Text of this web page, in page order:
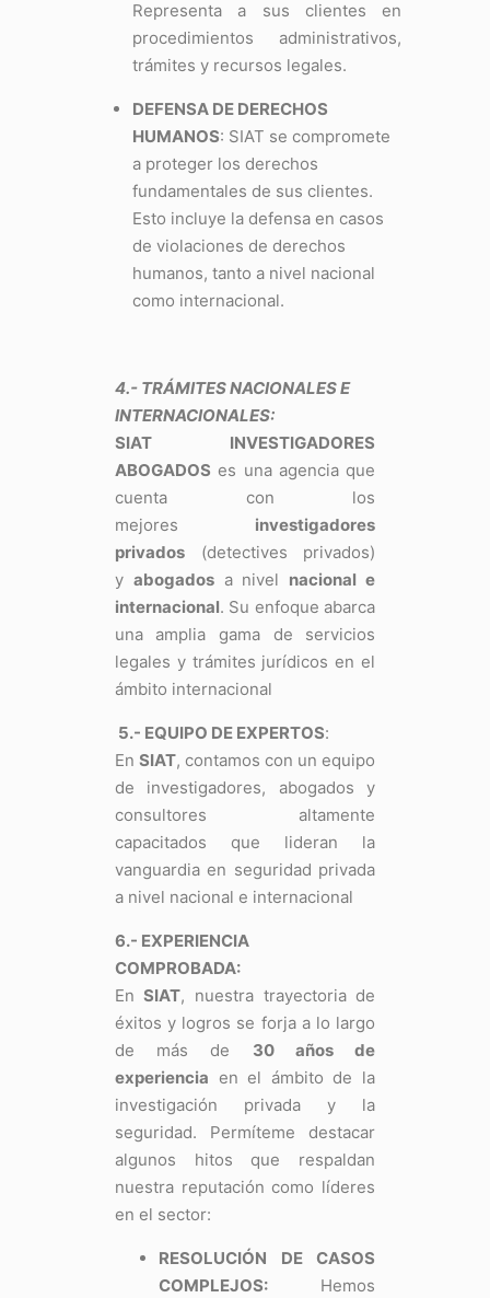
Representa a sus clientes en
procedimientos administrativos,
trámites y recursos legales.
DEFENSA DE DERECHOS
HUMANOS: SIAT se compromete
a proteger los derechos
fundamentales de sus clientes.
Esto incluye la defensa en casos
de violaciones de derechos
humanos, tanto a nivel nacional
como internacional.
4.- TRÁMITES NACIONALES E
INTERNACIONALES:
SIAT INVESTIGADORES
ABOGADOS es una agencia que
cuenta con los
mejores investigadores
privados(detectives privados)
y abogadosa nivel nacional e
internacional. Su enfoque abarca
una amplia gama de servicios
legales y trámites jurídicos en el
ámbito internacional
5.- EQUIPO DE EXPERTOS:
En SIAT, contamos con un equipo
de investigadores, abogados y
consultores altamente
capacitados que lideran la
vanguardia en seguridad privada
a nivel nacional e internacional
6.- EXPERIENCIA
COMPROBADA:
EnSIAT, nuestra trayectoria de
éxitos y logros se forja a lo largo
de más de 30 años de
experiencia en el ámbito de la
investigación privada y la
seguridad. Permíteme destacar
algunos hitos que respaldan
nuestra reputación como líderes
en el sector:
RESOLUCIÓN DE CASOS
COMPLEJOS:Hemos